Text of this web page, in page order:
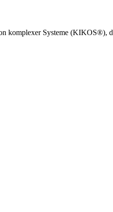
komplexer Systeme (KIKOS®),